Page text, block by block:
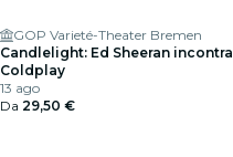
GOP Varieté-Theater Bremen
Candlelight: Ed Sheeran incontra
Coldplay
13 ago
Da 29,50 €